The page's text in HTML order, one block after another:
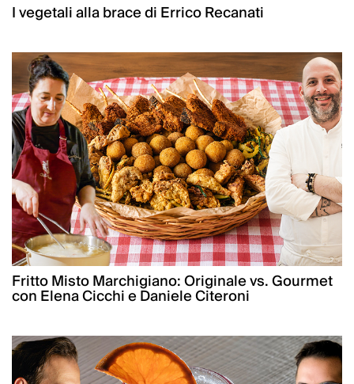
I vegetali alla brace di Errico Recanati
Fritto Misto Marchigiano: Originale vs. Gourmet
con Elena Cicchi e Daniele Citeroni